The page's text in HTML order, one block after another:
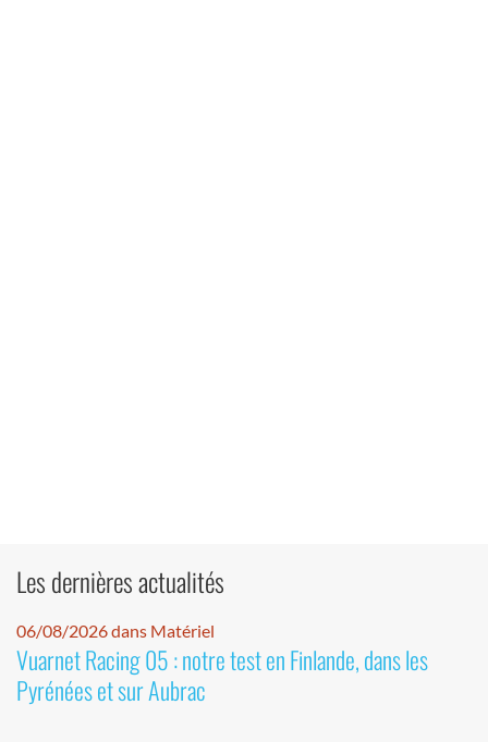
Les dernières actualités
06/08/2026 dans Matériel
Vuarnet Racing 05 : notre test en Finlande, dans les
Pyrénées et sur Aubrac